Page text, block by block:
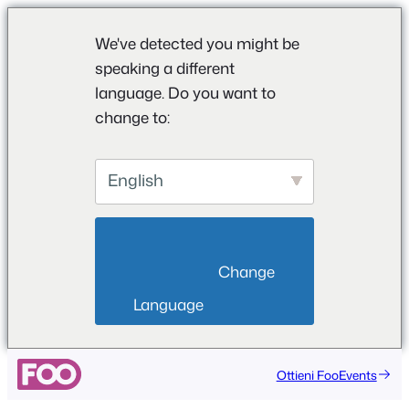
We've detected you might be
speaking a different
language. Do you want to
change to:
English
Language
Vai
Ottieni FooEvents